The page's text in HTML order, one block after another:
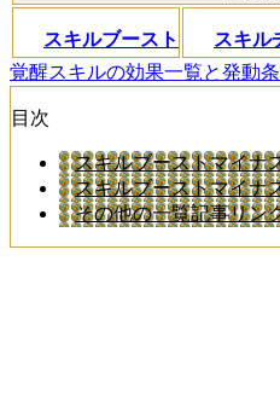
スキルブースト スキル
覚醒スキルの効果一覧と発動
目次
スキルブーストマイナ
スキルブーストマイナ
その他の一覧記事リン